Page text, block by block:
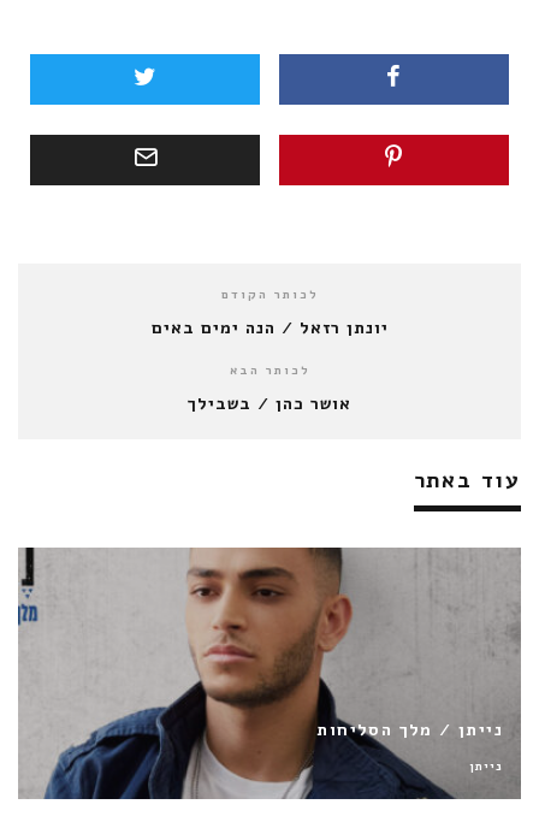
לכותר הקודם
יונתן רזאל / הנה ימים באים
לכותר הבא
אושר כהן / בשבילך
עוד באתר
מאי מלר / עוד נראה את השמש
מאי מלר